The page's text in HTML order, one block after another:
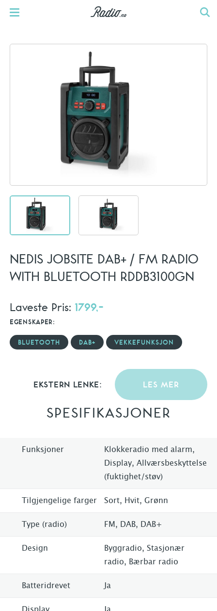
NEDIS JOBSITE DAB+ / FM RADIO
WITH BLUETOOTH RDDB3100GN
Laveste Pris: 1799,-
EGENSKAPER:
BLUETOOTH DAB+ VEKKEFUNKSJON
EKSTERN LENKE: LES MER
SPESIFIKASJONER
Funksjoner
Klokkeradio med alarm,
Display, Allværsbeskyttelse
(fuktighet/støv)
Tilgjengelige farger Sort, Hvit, Grønn
Type (radio) FM, DAB, DAB+
Design
Byggradio, Stasjonær
radio, Bærbar radio
Batteridrevet Ja